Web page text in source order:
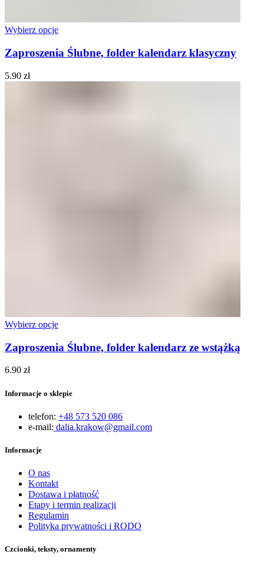
Wybierz opcje
Zaproszenia Ślubne, folder kalendarz klasyczny
5.90 zł
Wybierz opcje
Zaproszenia Ślubne, folder kalendarz ze wstążką
6.90 zł
Informacje o sklepie
telefon: +48 573 520 086
e-mail: dalia.krakow@gmail.com
Informacje
O nas
Kontakt
Dostawa i płatność
Etapy i termin realizacji
Regulamin
Polityka prywatności i RODO
Czcionki, teksty, ornamenty